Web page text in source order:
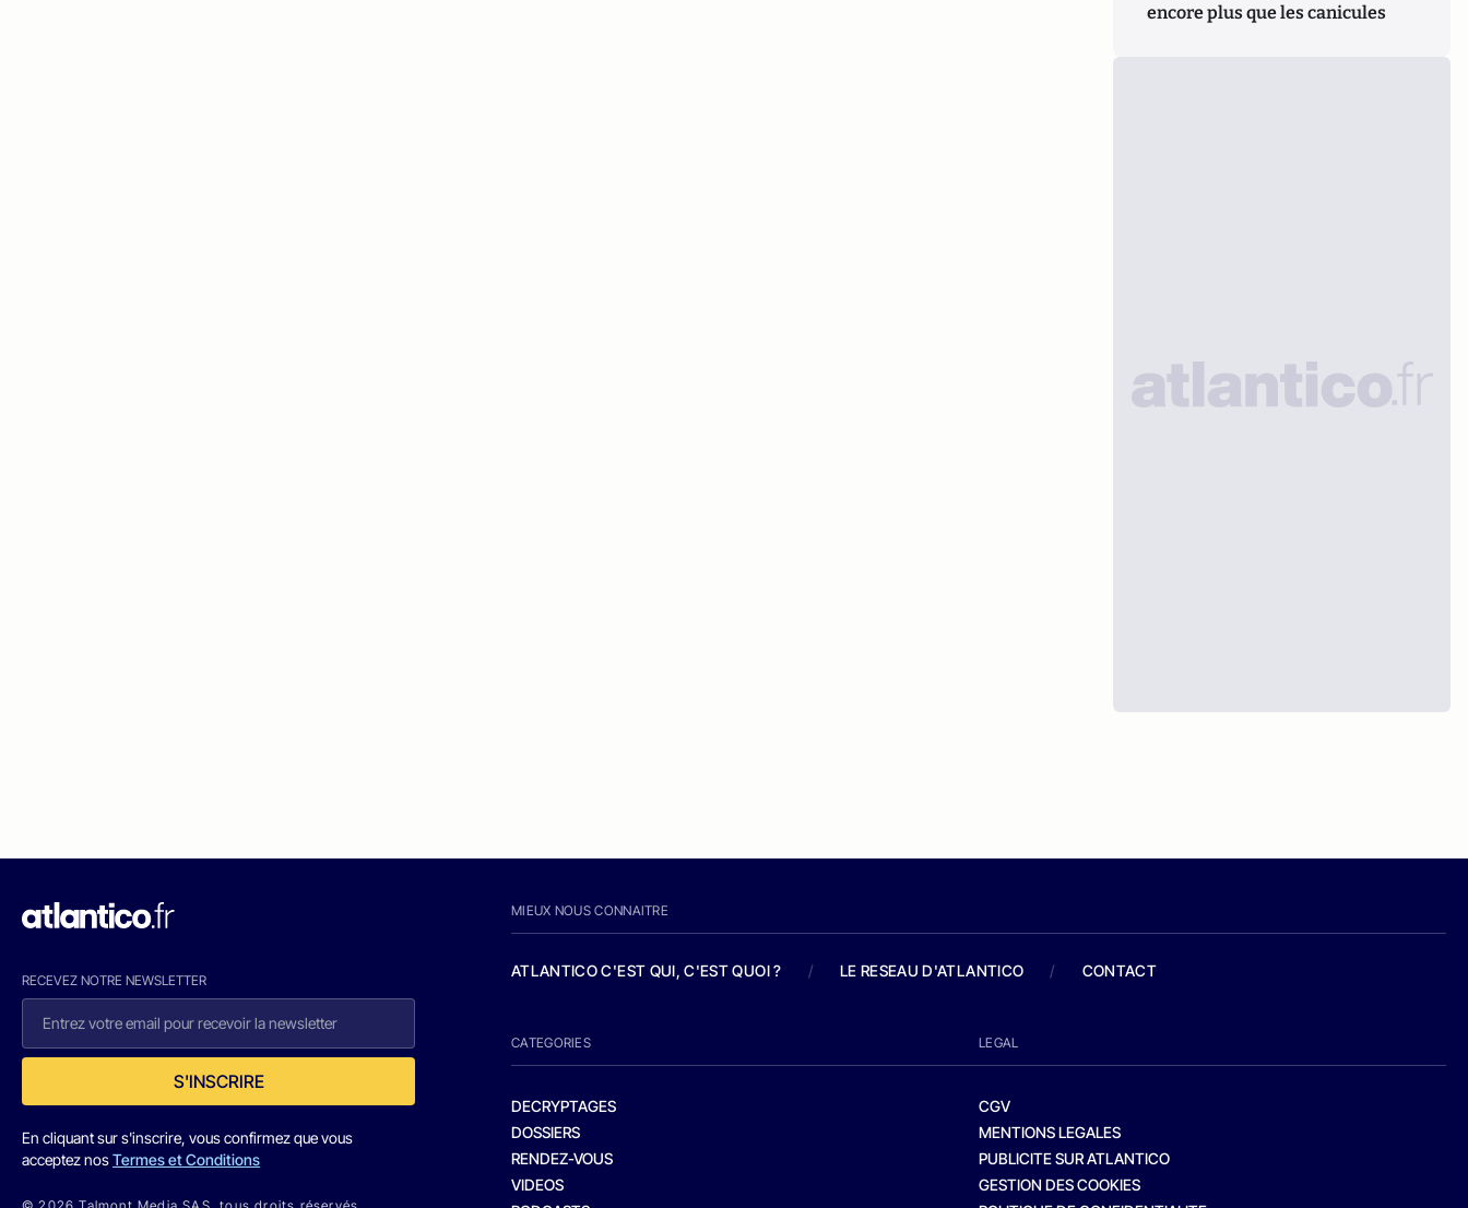
encore plus que les canicules
RECEVEZ NOTRE NEWSLETTER
S'INSCRIRE
En cliquant sur s'inscrire, vous confirmez que vous
acceptez nosTermes et Conditions
MIEUX NOUS CONNAITRE
ATLANTICO C'EST QUI, C'EST QUOI ? / LE RESEAU D'ATLANTICO / CONTACT
CATEGORIES
DECRYPTAGES
DOSSIERS
RENDEZ-VOUS
VIDEOS
LEGAL
CGV
MENTIONS LEGALES
PUBLICITE SUR ATLANTICO
GESTION DES COOKIES